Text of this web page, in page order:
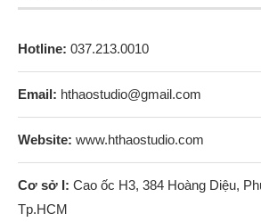
Hotline: 037.213.0010
Email: hthaostudio@gmail.com
Website: www.hthaostudio.com
Cơ sở I: Cao ốc H3, 384 Hoàng Diệu,
Tp.HCM